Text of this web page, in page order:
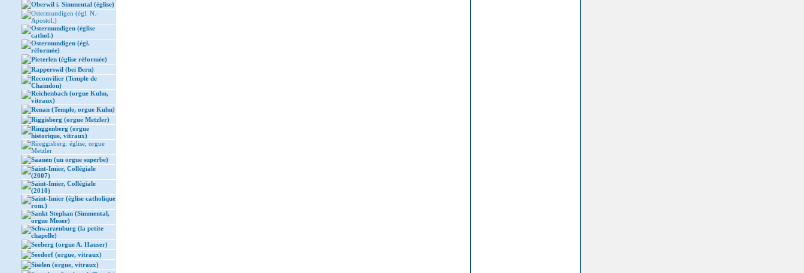
Oberwil i. Simmental (église)
Ostermundigen (égl. N.-
Apostol.)
Ostermundigen (église
cathol.)
Ostermundigen (égl.
réformée)
Pieterlen (église réformée)
Rapperswil (bei Bern)
Reconvilier (Temple de
Chaindon)
Reichenbach (orgue Kuhn,
vitraux)
Renan (Temple, orgue Kuhn)
Riggisberg (orgue Metzler)
Ringgenberg (orgue
historique, vitraux)
Rüeggisberg: église, orgue
Metzler
Saanen (un orgue superbe)
Saint-Imier, Collégiale
(2007)
Saint-Imier, Collégiale
(2010)
Saint-Imier (église catholique
rom.)
Sankt Stephan (Simmental,
orgue Moser)
Schwarzenburg (la petite
chapelle)
Seeberg (orgue A. Hauser)
Seedorf (orgue, vitraux)
Siselen (orgue, vitraux)